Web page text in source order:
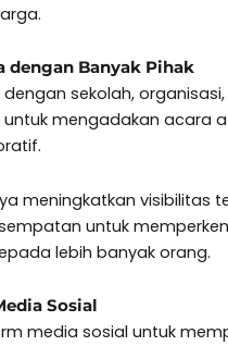
dengan Banyak Pihak
sekolah,
untuk mengadakan acara
meningkatkan visibilitas
untuk
lebih banyak orang.
Sosial
media sosial untuk